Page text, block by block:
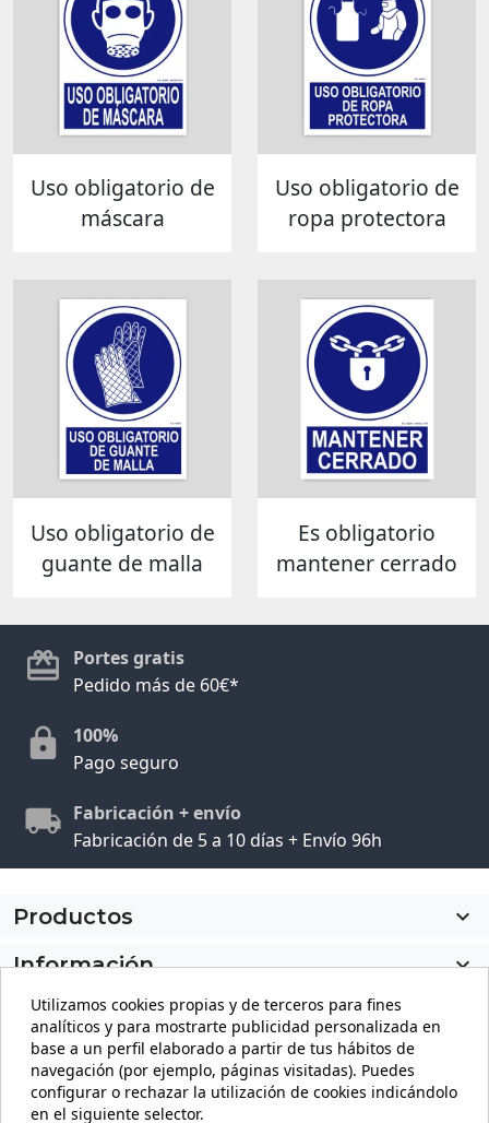
Uso obligatorio de
máscara
Uso obligatorio de
ropa protectora
Uso obligatorio de
guante de malla
Es obligatorio
mantener cerrado
Portes gratis
Pedido más de 60€*
100%
Pago seguro
Fabricación + envío
Fabricación de 5 a 10 días + Envío 96h
Productos

Información

Mi cuenta
Información de la tienda
Utilizamos cookies propias y de terceros para fines
analíticos y para mostrarte publicidad personalizada en
base a un perfil elaborado a partir de tus hábitos de
navegación (por ejemplo, páginas visitadas). Puedes
configurar o rechazar la utilización de cookies indicándolo
en el siguiente selector.